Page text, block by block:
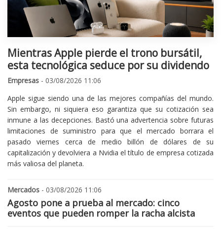
Mientras Apple pierde el trono bursátil,
esta tecnológica seduce por su dividendo
Empresas - 03/08/2026 11:06
Apple sigue siendo una de las mejores compañías del mundo.
Sin embargo, ni siquiera eso garantiza que su cotización sea
inmune a las decepciones. Bastó una advertencia sobre futuras
limitaciones de suministro para que el mercado borrara el
pasado viernes cerca de medio billón de dólares de su
capitalización y devolviera a Nvidia el título de empresa cotizada
más valiosa del planeta.
Mercados - 03/08/2026 11:06
Agosto pone a prueba al mercado: cinco
eventos que pueden romper la racha alcista